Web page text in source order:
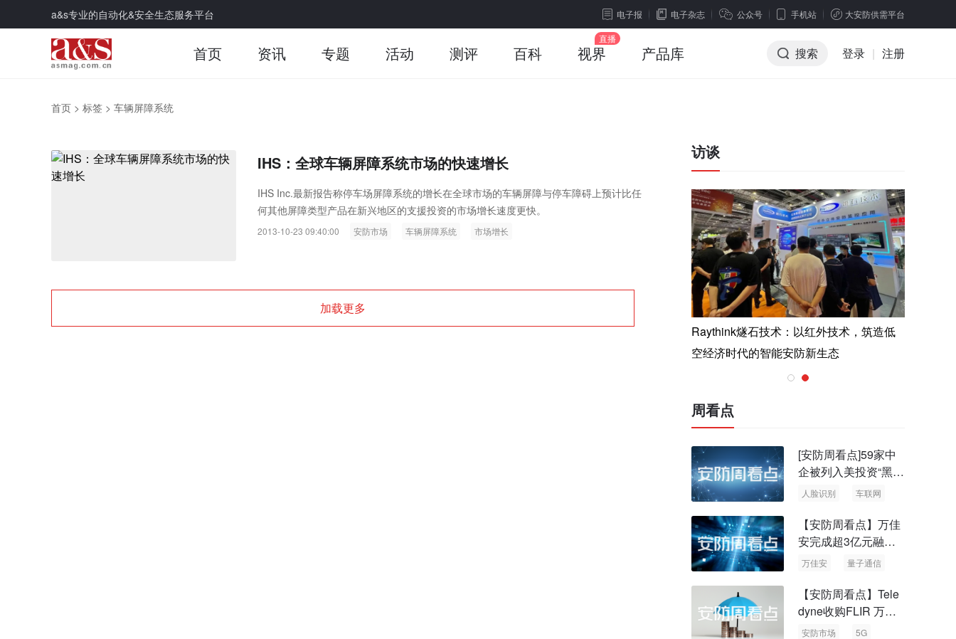
a&s专业的自动化&安全生态服务平台 电子报 电子杂志 公众号 手机站 大安防供需平台
首页 资讯 专题 活动 测评 百科 视界 产品库 搜索 登录 | 注册
首页 > 标签 > 车辆屏障系统
IHS：全球车辆屏障系统市场的快速增长
IHS Inc.最新报告称停车场屏障系统的增长在全球市场的车辆屏障与停车障碍上预计比任
何其他屏障类型产品在新兴地区的支援投资的市场增长速度更快。
2013-10-23 09:40:00 安防市场 车辆屏障系统 市场增长
加载更多
访谈
Raythink燧石技术：以红外技术，筑造低 智联航空：无人机赋能应急救援与医疗运
Raythink燧石技术：以红外技术，筑造低
空经济时代的智能安防新生态
周看点
[安防周看点]59家中
企被列入美投资“黑名
单” 中国信通院启动
人脸识别 车联网
【安防周看点】万佳
安完成超3亿元融资
国内首批量子通信标
万佳安 量子通信
【安防周看点】Tele
dyne收购FLIR 万物
云新品牌“万御安防”
安防市场 5G